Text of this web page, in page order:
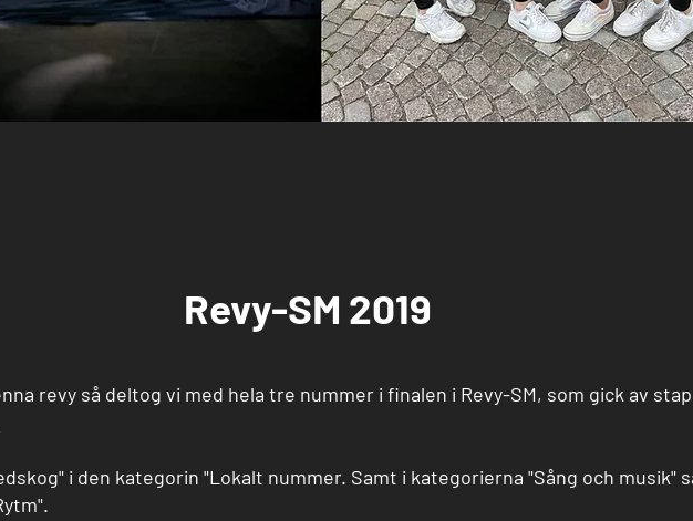
Revy-SM 2019
revy så deltog vi med hela tre nummer i finalen i Revy-SM, som gick av
i den kategorin "Lokalt nummer. Samt i kategorierna "Sång och musik"